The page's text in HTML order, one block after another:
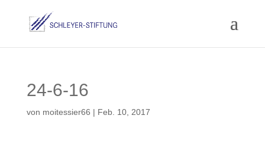
24-6-16
von moitessier66 | Feb. 10, 2017